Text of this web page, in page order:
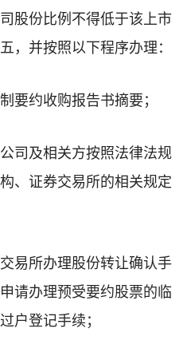
股份比例不得低于该上市
，并按照以下程序办理：
要约收购报告书摘要；
司及相关方按照法律法规
、证券交易所的相关规定
易所办理股份转让确认手
请办理预受要约股票的临
户登记手续；